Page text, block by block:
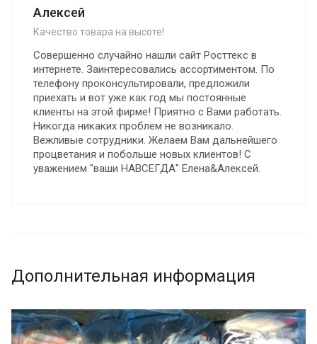
Алексей
Качество товара на высоте!
Совершенно случайно нашли сайт Росттекс в
интернете. Заинтересовались ассортиментом. По
телефону проконсультировали, предложили
приехать и вот уже как год мы постоянные
клиенты на этой фирме! Приятно с Вами работать.
Никогда никаких проблем не возникало.
Вежливые сотрудники. Желаем Вам дальнейшего
процветания и побольше новых клиентов! С
уважением "ваши НАВСЕГДА" Елена&Алексей.
Дополнительная информация